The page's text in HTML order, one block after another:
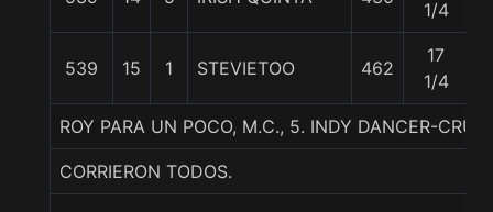
1/4
539 15 1 STEVIETOO 462
17
1/4
ROY PARA UN POCO, M.C., 5. INDY DANCER-
CORRIERON TODOS.